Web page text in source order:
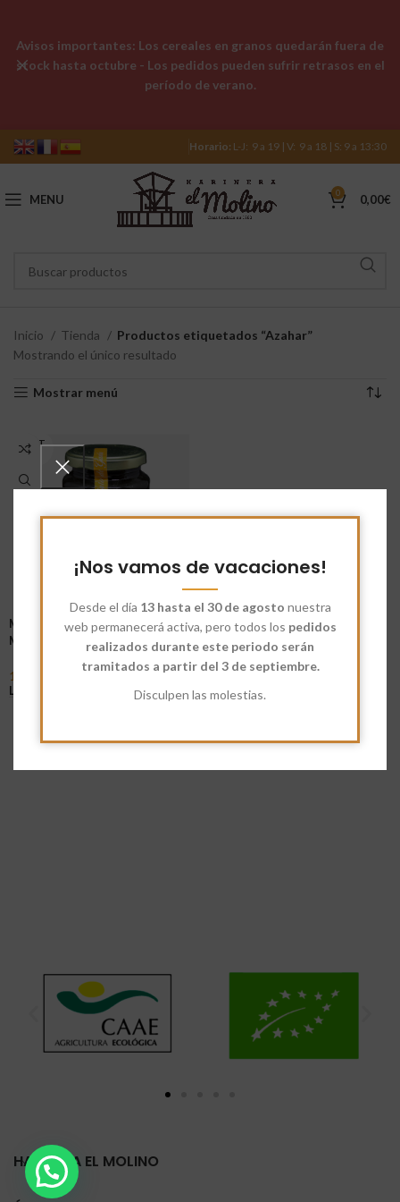
¡Nos vamos de vacaciones!
Desde el día 13 hasta el 30 de agosto nuestra
web permanecerá activa, pero todos los pedidos
realizados durante este periodo serán
tramitados a partir del 3 de septiembre.
Disculpen las molestias.
Horario: L-J: 9 a 19 | V: 9 a 18 | S: 9 a 13:30
MENU 0 0,00€
Inicio Tienda
Productos etiquetados “Azahar”
Mostrando el único resultado
Mostrar menú
AGOT
ADO
Miel Azahar, Tomillo,
Matalahuva, Castaño
1,90
Leer Más
HARINERA EL MOLINO
Avisos importantes: Los cereales en granos quedarán fuera de
stock hasta octubre - Los pedidos pueden sufrir retrasos en el
período de verano.